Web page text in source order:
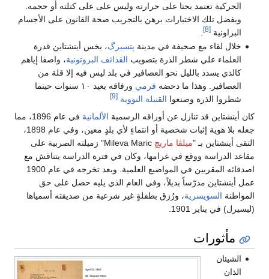
الحركية تعتمد بحتا على حرارته وليس على على كتلته أو حجمه.
وبفضل تلك الاختبارات برهن بالتجريب صحة القانون على الأجسام
البراونية[8]
خلال لقاء مع صحيفة في مدينة پتسبرگ، بخس أينشتاين قدرة
العلماء علي شطر الذرة بتصويب القذائف البروتونية، واصفا إياهم
كالذي يسدد بالليل نحو العصافير في بلد ليس فيه إلا قلة من
العصافير. وهذا ما دحضه فرمي
ورفاقه بعيد ١٠ سنوات حينما
شطروا الذرة وصنعوا القنبلة النووية [9]
كان أينشتاين قد تنازل عن أوراقه الرسمية الألمانية
في عام 1896، مما
جعله بلا هوية إثبات شخصية أو انتماءٍ لأي بلدٍ معين، وفي عام 1898،
التقى أينشتاين بـ "ميلڤا ماريچ
Mileva Maric" زميلته الصربية على
مقاعد الدراسة ووقع في غرامها، وكان في فترة الدراسة يتناقش مع
اصدقائه المقربين في المواضيع العلمية. وبعد تخرجه في عام 1900
عمل أينشتاين مدرّساً بديلاً، وفي العام الذي يليه حصل على حق
المواطنة السويسرية، ورُزق بطفلةٍ غير شرعية من صديقته أسمياها
(ليسيرل) في يناير 1901.
مأثورات
الشيئان
الذان